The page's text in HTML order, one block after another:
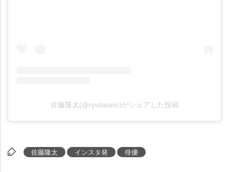
佐藤隆太(@ryutasato)がシェアした投稿
佐藤隆太 インスタ発 俳優